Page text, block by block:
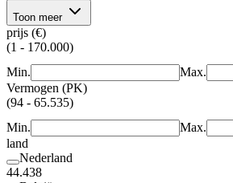
Toon meer
prijs (€)
(1 - 170.000)
Min.
Max.
Vermogen (PK)
(94 - 65.535)
Min.
Max.
land
Nederland
44.438